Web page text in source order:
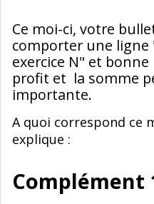
Ce moi-ci, votre
comporter une ligne
exercice N" et
profit et la somme
importante.
A quoi correspond ce
explique :
Complément